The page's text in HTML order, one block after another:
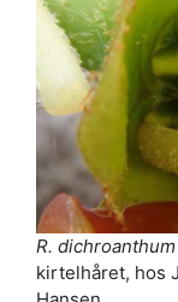
R. dichroanthum
kirtelhåret, hos